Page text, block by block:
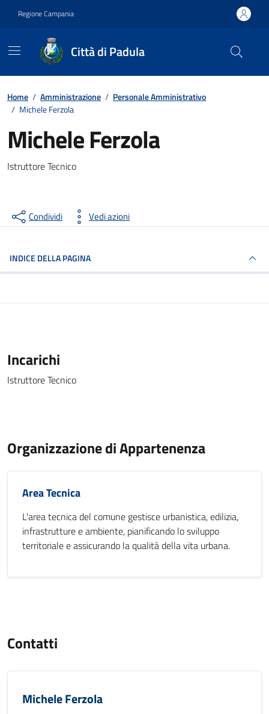
Regione Campania
Città di Padula
Contenuti in evidenza
Home / Amministrazione / Personale Amministrativo
/ Michele Ferzola
Michele Ferzola
Istruttore Tecnico
Condividi Vedi azioni
INDICE DELLA PAGINA
Incarichi
Istruttore Tecnico
Organizzazione di Appartenenza
Area Tecnica
L'area tecnica del comune gestisce urbanistica, edilizia,
infrastrutture e ambiente, pianificando lo sviluppo
territoriale e assicurando la qualità della vita urbana.
Contatti
Michele Ferzola